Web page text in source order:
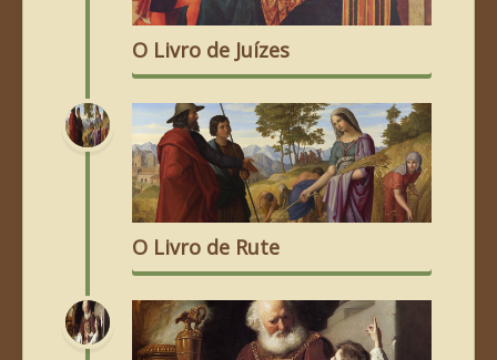
O Livro de Juízes
O Livro de Rute